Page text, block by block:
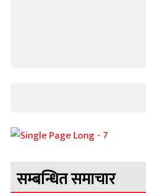
सम्बन्धित समाचार